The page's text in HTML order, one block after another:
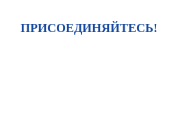
ПРИСОЕДИНЯЙТЕСЬ!